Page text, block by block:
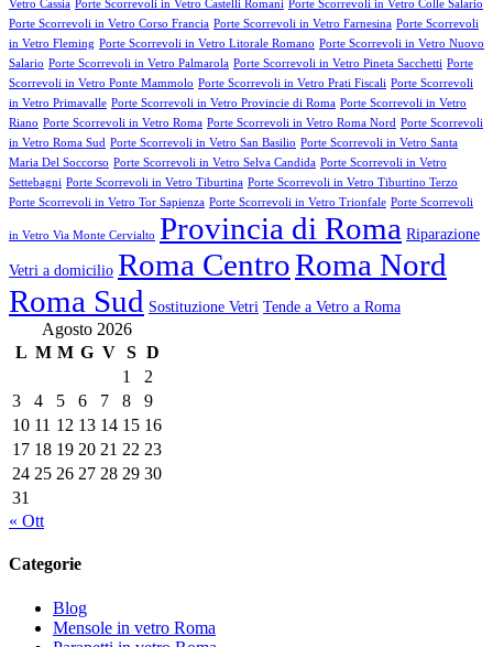
Vetro Cassia Porte Scorrevoli in Vetro Castelli Romani Porte Scorrevoli in Vetro Colle Salario
Porte Scorrevoli in Vetro Corso Francia Porte Scorrevoli in Vetro Farnesina Porte Scorrevoli
in Vetro Fleming Porte Scorrevoli in Vetro Litorale Romano Porte Scorrevoli in Vetro Nuovo
Salario Porte Scorrevoli in Vetro Palmarola Porte Scorrevoli in Vetro Pineta Sacchetti Porte
Scorrevoli in Vetro Ponte Mammolo Porte Scorrevoli in Vetro Prati Fiscali Porte Scorrevoli
in Vetro Primavalle Porte Scorrevoli in Vetro Provincie di Roma Porte Scorrevoli in Vetro
Riano Porte Scorrevoli in Vetro Roma Porte Scorrevoli in Vetro Roma Nord Porte Scorrevoli
in Vetro Roma Sud Porte Scorrevoli in Vetro San Basilio Porte Scorrevoli in Vetro Santa
Maria Del Soccorso Porte Scorrevoli in Vetro Selva Candida Porte Scorrevoli in Vetro
Settebagni Porte Scorrevoli in Vetro Tiburtina Porte Scorrevoli in Vetro Tiburtino Terzo
Porte Scorrevoli in Vetro Tor Sapienza Porte Scorrevoli in Vetro Trionfale Porte Scorrevoli
in Vetro Via Monte Cervialto Provincia di Roma Riparazione
Vetri a domicilio Roma CentroRoma Nord
Roma Sud Sostituzione Vetri Tende a Vetro a Roma
Agosto 2026
L M M G V S D
1
2
3
4 5 6 7 8
9
10 11 12 13 14 15 16
17 18 19 20 21 22 23
24 25 26 27 28 29 30
31
« Ott
Categorie
Blog
Mensole in vetro Roma